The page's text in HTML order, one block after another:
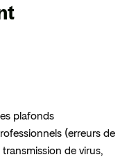
plafonds
(erreurs de
de virus,